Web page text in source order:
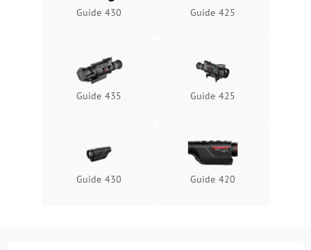
Поломка системы защиты
от перенапряжения
Подробнее →
Guide 430 Guide 425
Guide 435 Guide 425
Guide 430 Guide 420